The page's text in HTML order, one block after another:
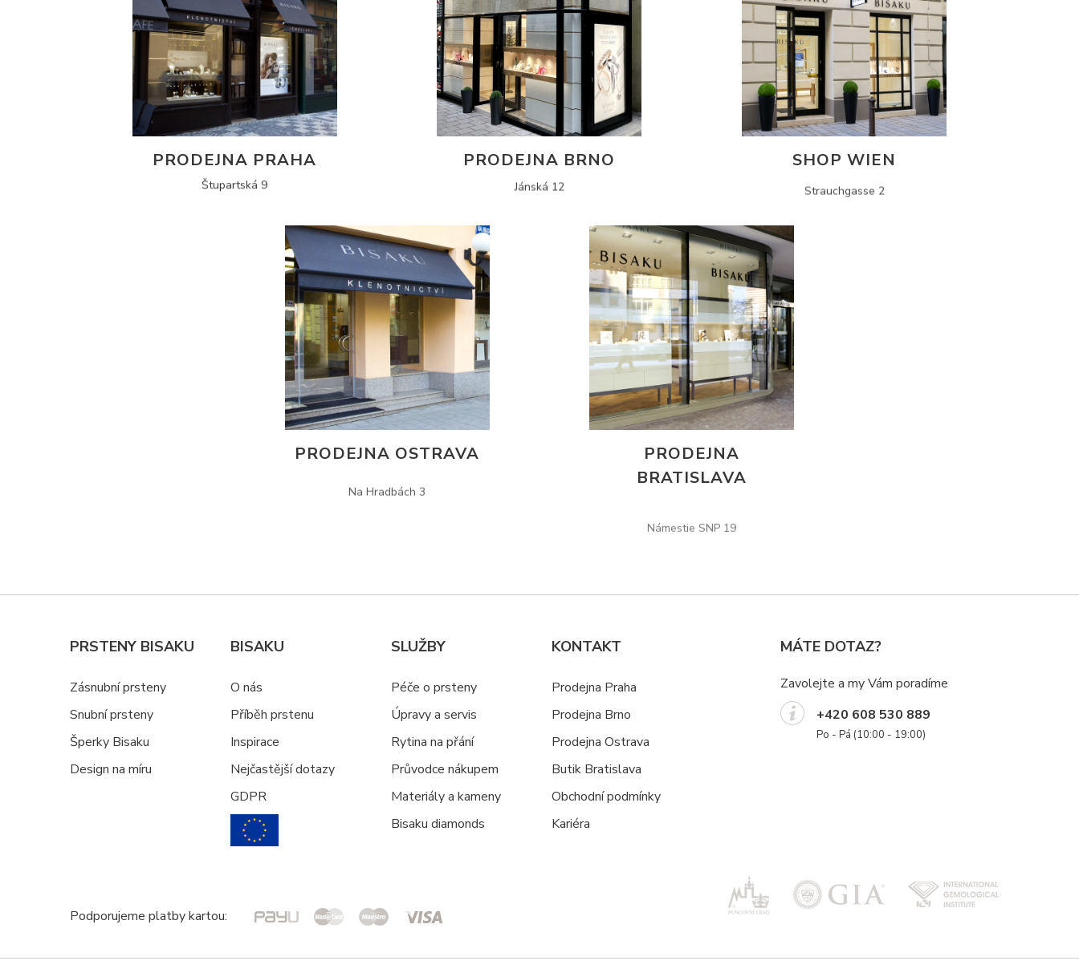
PRODEJNA PRAHA
Štupartská 9
PRODEJNA BRNO
Jánská 12
SHOP WIEN
Strauchgasse 2
PRODEJNA OSTRAVA
PRODEJNA
BRATISLAVA
PRSTENY BISAKU
Zásnubní prsteny
Snubní prsteny
Šperky Bisaku
Design na míru
BISAKU
O nás
Příběh prstenu
Inspirace
Nejčastější dotazy
GDPR
SLUŽBY
Péče o prsteny
Úpravy a servis
Rytina na přání
Průvodce nákupem
Materiály a kameny
Bisaku diamonds
KONTAKT
Prodejna Praha
Prodejna Brno
Prodejna Ostrava
Butik Bratislava
Obchodní podmínky
Kariéra
MÁTE DOTAZ?
Zavolejte a my Vám poradíme
+420 608 530 889
Po - Pá (10:00 - 19:00)
Podporujeme platby kartou: